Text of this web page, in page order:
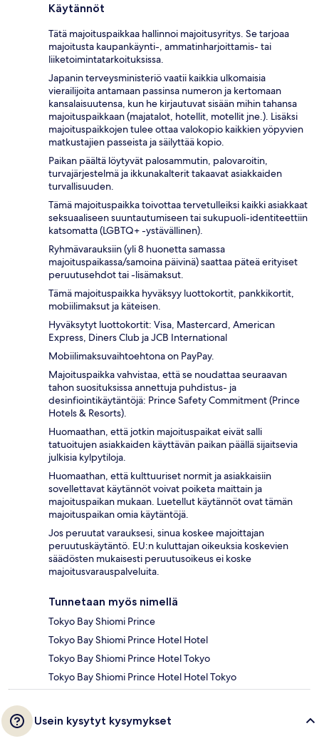
Käytännöt
Tätä majoituspaikkaa hallinnoi majoitusyritys. Se tarjoaa
majoitusta kaupankäynti-, ammatinharjoittamis- tai
liiketoimintatarkoituksissa.
Japanin terveysministeriö vaatii kaikkia ulkomaisia
vierailijoita antamaan passinsa numeron ja kertomaan
kansalaisuutensa, kun he kirjautuvat sisään mihin tahansa
majoituspaikkaan (majatalot, hotellit, motellit jne.). Lisäksi
majoituspaikkojen tulee ottaa valokopio kaikkien yöpyvien
matkustajien passeista ja säilyttää kopio.
Paikan päältä löytyvät palosammutin, palovaroitin,
turvajärjestelmä ja ikkunakalterit takaavat asiakkaiden
turvallisuuden.
Tämä majoituspaikka toivottaa tervetulleiksi kaikki asiakkaat
seksuaaliseen suuntautumiseen tai sukupuoli-identiteettiin
katsomatta (LGBTQ+ -ystävällinen).
Ryhmävarauksiin (yli 8 huonetta samassa
majoituspaikassa/samoina päivinä) saattaa päteä erityiset
peruutusehdot tai -lisämaksut.
Tämä majoituspaikka hyväksyy luottokortit, pankkikortit,
mobiilimaksut ja käteisen.
Hyväksytyt luottokortit: Visa, Mastercard, American
Express, Diners Club ja JCB International
Mobiilimaksuvaihtoehtona on PayPay.
Majoituspaikka vahvistaa, että se noudattaa seuraavan
tahon suosituksissa annettuja puhdistus- ja
desinfiointikäytäntöjä: Prince Safety Commitment (Prince
Hotels & Resorts).
Huomaathan, että jotkin majoituspaikat eivät salli
tatuoitujen asiakkaiden käyttävän paikan päällä sijaitsevia
julkisia kylpytiloja.
Huomaathan, että kulttuuriset normit ja asiakkaisiin
sovellettavat käytännöt voivat poiketa maittain ja
majoituspaikan mukaan. Luetellut käytännöt ovat tämän
majoituspaikan omia käytäntöjä.
Jos peruutat varauksesi, sinua koskee majoittajan
peruutuskäytäntö. EU:n kuluttajan oikeuksia koskevien
säädösten mukaisesti peruutusoikeus ei koske
majoitusvarauspalveluita.
Tunnetaan myös nimellä
Tokyo Bay Shiomi Prince
Tokyo Bay Shiomi Prince Hotel Hotel
Tokyo Bay Shiomi Prince Hotel Tokyo
Tokyo Bay Shiomi Prince Hotel Hotel Tokyo
Usein kysytyt kysymykset